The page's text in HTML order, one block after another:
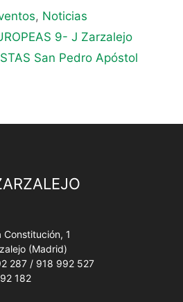
, Noticias
9- J Zarzalejo
San Pedro Apóstol
Constitución, 1
(Madrid)
287 / 918 992 527
182